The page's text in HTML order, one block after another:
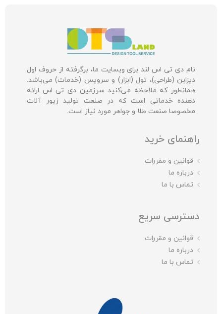
نام دی تی اس لند برای وبسایت ما، برگرفته از حروف اول
دیزاین (طراحی)، تول (ابزار) و سرویس (خدمات) می‌باشد.
همانطور که ملاحظه می‌کنید سرزمین دی تی اس ارائه
دهنده خدماتی است که در صنعت تولید زیور آلات
مخصوصا صنعت طلا و جواهر مورد نیاز است.
راهنمای خرید
قوانین و مقررات
درباره ما
تماس با ما
دسترسی سریع
قوانین و مقررات
درباره ما
تماس با ما